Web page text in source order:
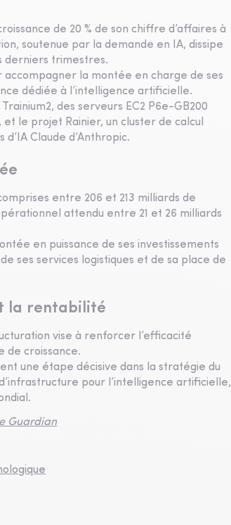
de 20 % de son chiffre d’affaires à
soutenue par la demande en IA, dissipe
derniers trimestres.
accompagner la montée en charge de ses
dédiée à l’intelligence artificielle.
des serveurs EC2 P6e-GB200
le projet Rainier, un cluster de calcul
Claude d’Anthropic.
entre 206 et 213 milliards de
attendu entre 21 et 26 milliards
en puissance de ses investissements
ses services logistiques et de sa place de
la rentabilité
vise à renforcer l’efficacité
de croissance.
une étape décisive dans la stratégie du
pour l’intelligence artificielle,
Guardian